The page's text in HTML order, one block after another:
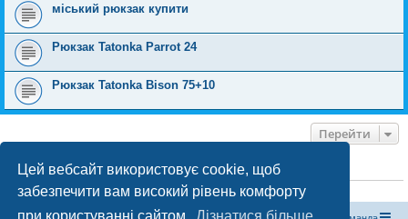
Цей вебсайт використовує cookie, щоб
забезпечити вам високий рівень комфорту
міський рюкзак купити
Рюкзак Tatonka Parrot 24
Рюкзак Tatonka Bison 75+10
Перейти
ХТО ЗАРАЗ ОНЛАЙН
Зараз переглядають цей форум:ClaudeBot [бот ШІ]і 1 гість